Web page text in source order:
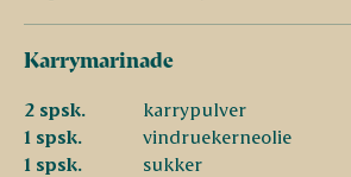
Karrymarinade
2 spsk.
karrypulver
1 spsk.
vindruekerneolie
1 spsk.
sukker